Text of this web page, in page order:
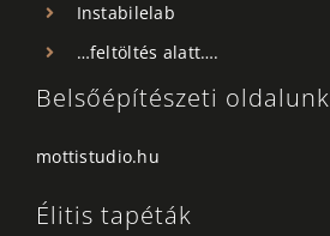
Instabilelab
…feltöltés alatt….
Belsőépítészeti oldalunk
mottistudio.hu
Élitis tapéták